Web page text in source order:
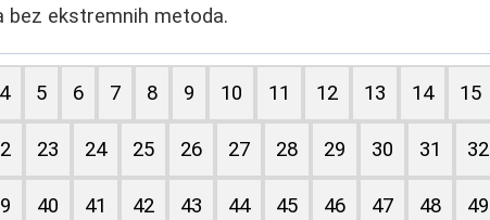
bez ekstremnih metoda.
4 5 6 7 8 9 10 11 12 13 14 15
23 24 25 26 27 28 29 30 31 32
40 41 42 43 44 45 46 47 48 49